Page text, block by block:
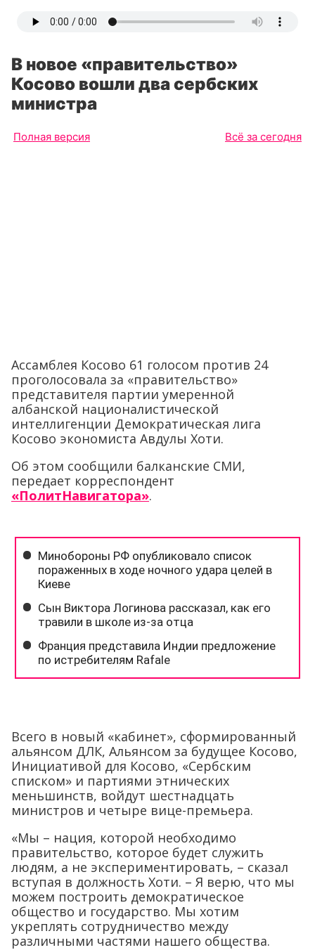
В новое «правительство»
Косово вошли два сербских
министра
Полная версия Всё за сегодня
Ассамблея Косово 61 голосом против 24
проголосовала за «правительство»
представителя партии умеренной
албанской националистической
интеллигенции Демократическая лига
Косово экономиста Авдулы Хоти.
Об этом сообщили балканские СМИ,
передает корреспондент
«ПолитНавигатора».
Всего в новый «кабинет», сформированный
альянсом ДЛК, Альянсом за будущее Косово,
Инициативой для Косово, «Сербским
списком» и партиями этнических
меньшинств, войдут шестнадцать
министров и четыре вице-премьера.
«Мы – нация, которой необходимо
правительство, которое будет служить
людям, а не экспериментировать, – сказал
вступая в должность Хоти. – Я верю, что мы
можем построить демократическое
общество и государство. Мы хотим
укреплять сотрудничество между
различными частями нашего общества.